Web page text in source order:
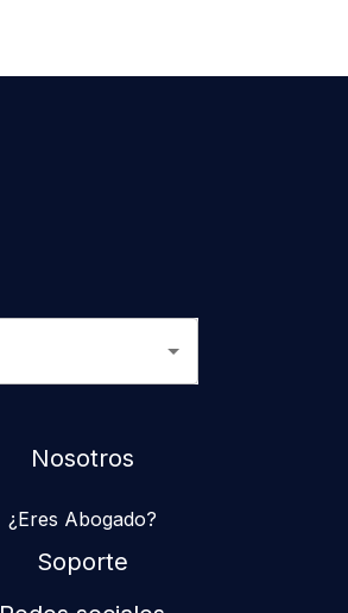
Nosotros
¿Eres Abogado?
Soporte